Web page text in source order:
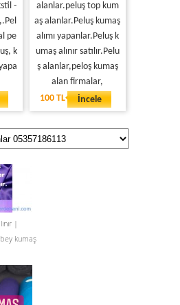
-
pe
k
alanlar.peluş top kum
aş alanlar.Peluş kumaş
alımı yapanlar.Peluş k
umaş alınır satılır.Pelu
ş alanlar,peloş kumaş
alan firmalar,
100 TL
İncele
|
kumaş